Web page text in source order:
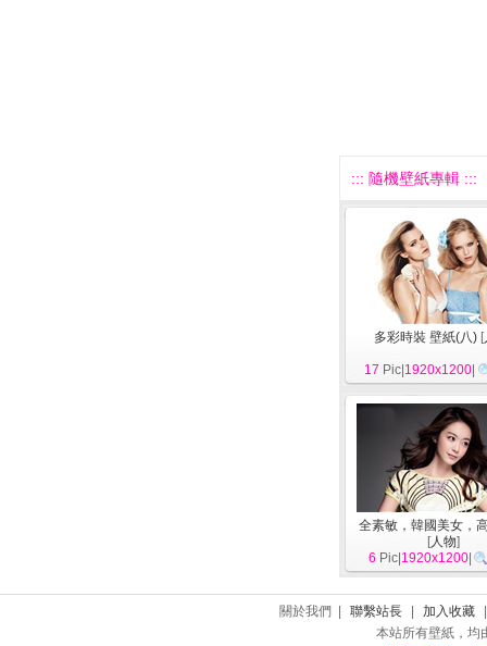
::: 隨機壁紙專輯 :::
多彩時裝 壁紙(八) [
17 Pic| 1920x1200
全素敏，韓國美女，
[人物]
6 Pic| 1920x1200
關於我們 | 聯繫站長 加入收藏
本站所有壁紙，均